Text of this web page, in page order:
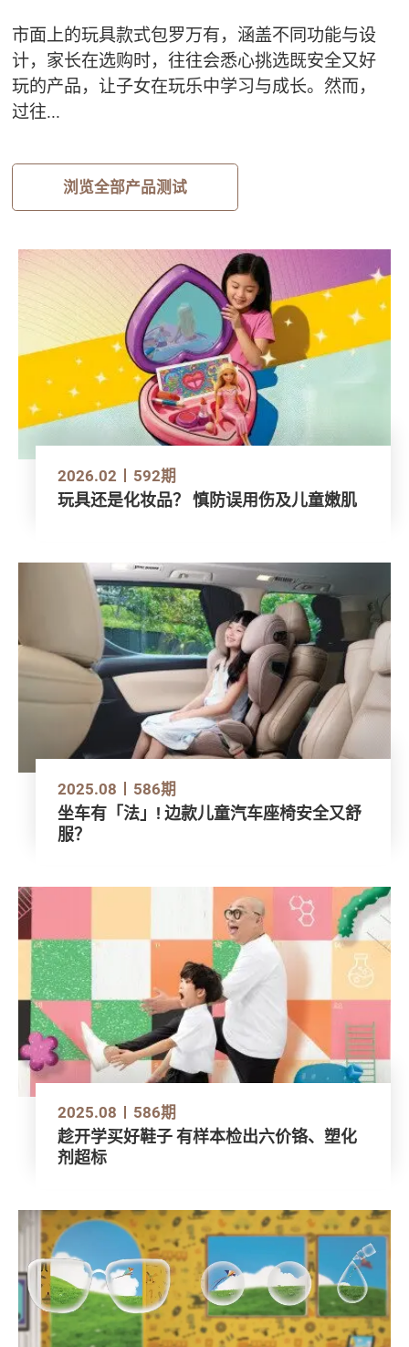
市面上的玩具款式包罗万有，涵盖不同功能与设
计，家长在选购时，往往会悉心挑选既安全又好
玩的产品，让子女在玩乐中学习与成长。然而，
过往...
浏览全部产品测试
2026.02 592期
玩具还是化妆品？ 慎防误用伤及儿童嫩肌
2025.08 586期
坐车有「法」! 边款儿童汽车座椅安全又舒
服？
2025.08 586期
趁开学买好鞋子 有样本检出六价铬、塑化
剂超标